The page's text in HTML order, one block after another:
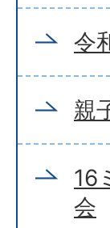
令
親
16
会